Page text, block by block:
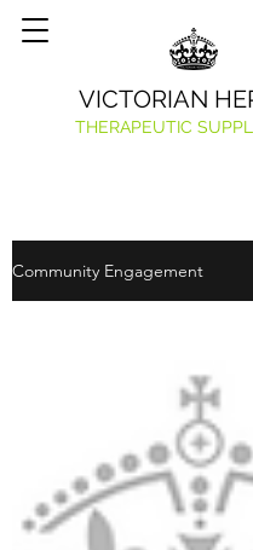
VICTORIAN
THERAPEUTIC
Community Engagement